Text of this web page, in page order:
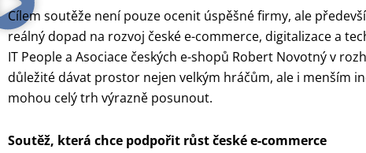
Cílem soutěže není pouze ocenit úspěšné firmy, ale
reálný dopad na rozvoj české e-commerce, digitalizace a
IT People a Asociace českých e-shopů Robert Novotný v
důležité dávat prostor nejen velkým hráčům, ale i menším
mohou celý trh výrazně posunout.
Soutěž, která chce podpořit růst české e-commerce